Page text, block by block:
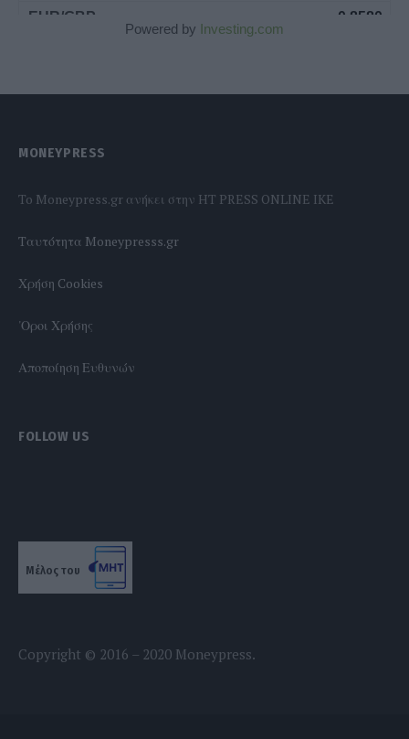
Powered by Investing.com
MONEYPRESS
To Moneypress.gr ανήκει στην HT PRESS ONLINE IKE
Tαυτότητα Moneypresss.gr
Χρήση Cookies
'Οροι Χρήσης
Αποποίηση Ευθυνών
FOLLOW US
Μέλος του
Copyright © 2016 – 2020 Moneypress.